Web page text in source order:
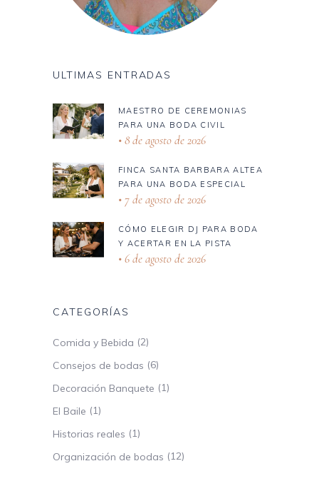
ULTIMAS ENTRADAS
MAESTRO DE CEREMONIAS
PARA UNA BODA CIVIL
8 de agosto de 2026
FINCA SANTA BARBARA ALTEA
PARA UNA BODA ESPECIAL
7 de agosto de 2026
CÓMO ELEGIR DJ PARA BODA
Y ACERTAR EN LA PISTA
6 de agosto de 2026
CATEGORÍAS
Comida y Bebida (2)
Consejos de bodas (6)
Decoración Banquete (1)
El Baile (1)
Historias reales (1)
Organización de bodas (12)